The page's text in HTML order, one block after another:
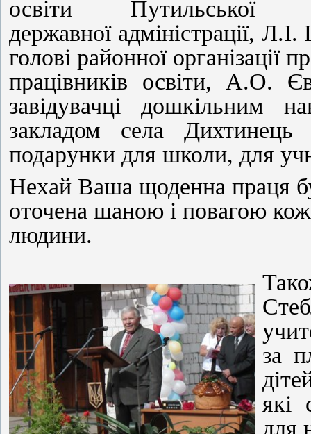
освіти Путильської
державної адміністрації,
голові районної організації
працівників освіти, А.О.
завідувачці дошкільним
закладом села Дихтинець
подарунки для школи, для
Нехай Ваша щоденна праця
оточена шаною і повагою
людини.
за
які
для